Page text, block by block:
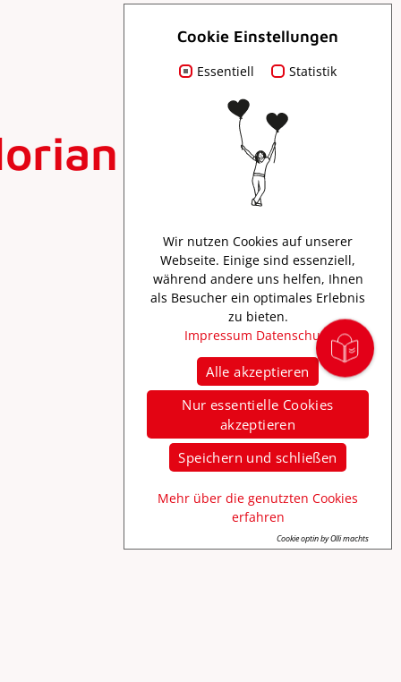
Jung:
Cookie Einstellungen
Essentiell Statistik
Wir nutzen Cookies auf unserer
Webseite. Einige sind essenziell,
während andere uns helfen, Ihnen
als Besucher ein optimales Erlebnis
zu bieten.
Impressum Datenschutz
Alle akzeptieren
Nur essentielle Cookies
akzeptieren
Speichern und schließen
Mehr über die genutzten Cookies
erfahren
Cookie optin by Olli machts